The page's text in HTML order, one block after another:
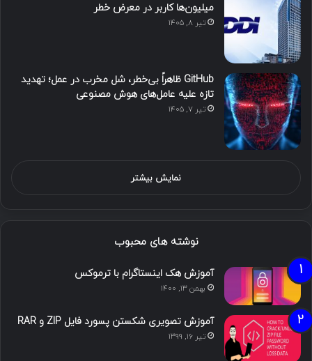
میلیون‌ها کاربر در معرض خطر
تیر ۸, ۱۴۰۵
GitHub ظاهراً بی‌خطر، شل مخرب در عمل؛ تهدید
تازه علیه عامل‌های هوش مصنوعی
تیر ۷, ۱۴۰۵
نمایش بیشتر
نوشته های محبوب
آموزش هک اینستاگرام با ترموکس
بهمن ۱۳, ۱۴۰۰
آموزش تصویری شکستن پسورد فایل ZIP و RAR
تیر ۱۶, ۱۳۹۹